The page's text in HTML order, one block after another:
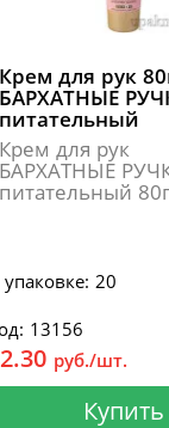
Крем для рук
БАРХАТНЫЕ
питательный
Крем для рук
БАРХАТНЫЕ
питательный
20
13156
руб./шт.
Купить